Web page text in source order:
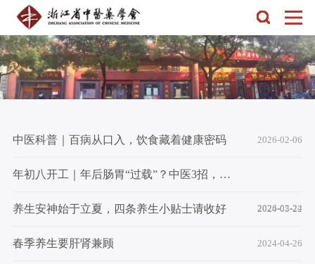
中医科普｜百病从口入，饮食藏着健康密码 2026-02-06
年初八开工｜年后肠胃“过载”？中医3招，轻松调回舒适态
2026-02-24
养生安神始于立夏，四条养生小贴士请收好 2024-05-22
春季养生要肝肾兼顾 2024-04-26